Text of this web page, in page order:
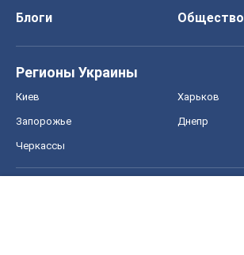
Блоги
Общество
Регионы Украины
Киев Харьков
Запорожье Днепр
Черкассы